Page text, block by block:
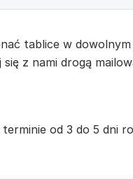
tablice w
z nami drogą
od 3 do 5 dni